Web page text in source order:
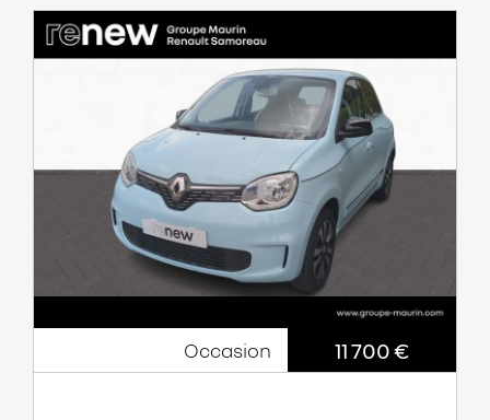
Occasion 11 700 €